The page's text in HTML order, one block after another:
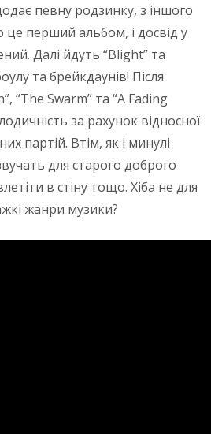
певну родзинку, з іншого
це перший альбом, і досвід у
Далі йдуть “Blight” та
та брейкдаунів! Після
“The Swarm” та “A Fading
за рахунок відносної
партій. Втім, як і минулі
для старого доброго
в стіну тощо. Хіба не для
жанри музики?